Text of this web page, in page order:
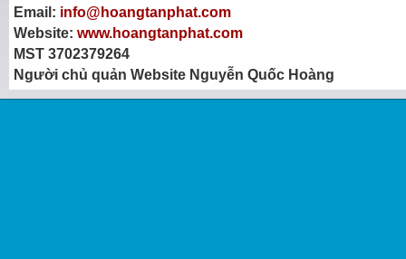
Email: info@hoangtanphat.com
Website: www.hoangtanphat.com
MST 3702379264
Người chủ quản Website Nguyễn Quốc Hoàng